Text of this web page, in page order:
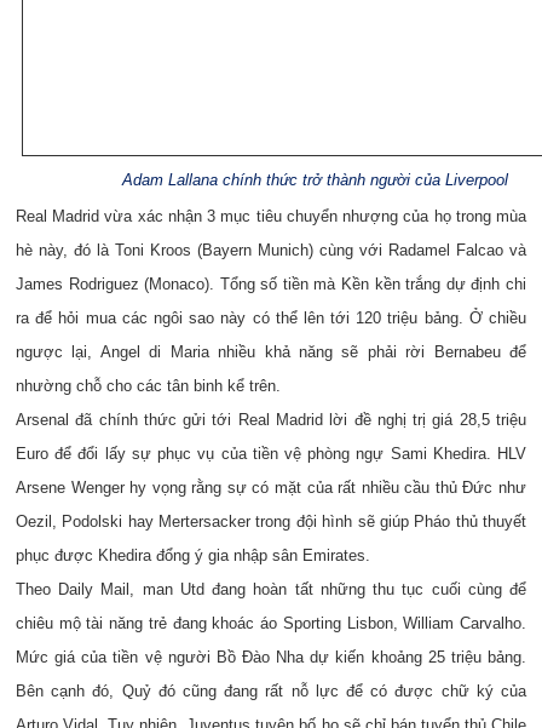
Adam Lallana chính thức trở thành người của Liverpool
Real Madrid vừa xác nhận 3 mục tiêu chuyển nhượng của họ trong mùa
hè này, đó là Toni Kroos (Bayern Munich) cùng với Radamel Falcao và
James Rodriguez (Monaco). Tổng số tiền mà Kền kền trắng dự định chi
ra để hỏi mua các ngôi sao này có thể lên tới 120 triệu bảng. Ở chiều
ngược lại, Angel di Maria nhiều khả năng sẽ phải rời Bernabeu để
nhường chỗ cho các tân binh kể trên.
Arsenal đã chính thức gửi tới Real Madrid lời đề nghị trị giá 28,5 triệu
Euro để đổi lấy sự phục vụ của tiền vệ phòng ngự Sami Khedira. HLV
Arsene Wenger hy vọng rằng sự có mặt của rất nhiều cầu thủ Đức như
Oezil, Podolski hay Mertersacker trong đội hình sẽ giúp Pháo thủ thuyết
phục được Khedira đổng ý gia nhập sân Emirates.
Theo Daily Mail, man Utd đang hoàn tất những thu tục cuối cùng để
chiêu mộ tài năng trẻ đang khoác áo Sporting Lisbon, William Carvalho.
Mức giá của tiền vệ người Bồ Đào Nha dự kiến khoảng 25 triệu bảng.
Bên cạnh đó, Quỷ đó cũng đang rất nỗ lực để có được chữ ký của